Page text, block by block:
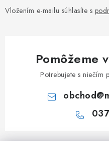
Vložením e-mailu súhlasíte s
Pomôžeme
Potrebujete s niečím
obchod@